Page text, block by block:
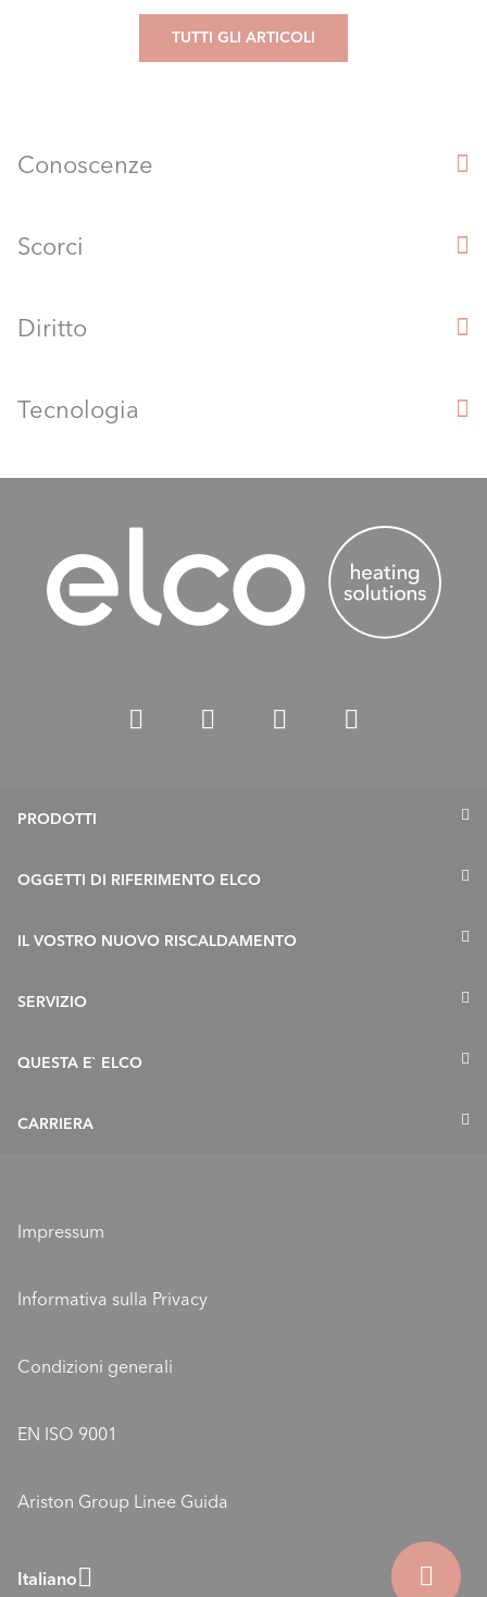
TUTTI GLI ARTICOLI
Conoscenze
Scorci
Diritto
Tecnologia
PRODOTTI
Caldaie a gasolio
Bruciatori
OGGETTI DI RIFERIMENTO ELCO
IL VOSTRO NUOVO RISCALDAMENTO
FAQ sul risanamento
SERVIZIO
Richiesta di messa in servizio
QUESTA E` ELCO
Ubicazioni
ELCO - Gli esperti del clima interno con termopompe
CARRIERA
Impressum
Informativa sulla Privacy
Condizioni generali
EN ISO 9001
Ariston Group Linee Guida
Italiano